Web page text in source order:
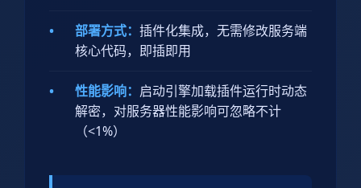
• 部署方式： 插件化集成，无需修改服务端
核心代码，即插即用
• 性能影响： 启动引擎加载插件运行时动态
解密，对服务器性能影响可忽略不计
（<1%）